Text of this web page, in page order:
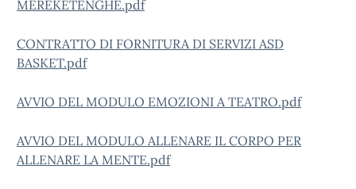
MEREKETENGHE.pdf
CONTRATTO DI FORNITURA DI SERVIZI ASD
BASKET.pdf
AVVIO DEL MODULO EMOZIONI A TEATRO.pdf
AVVIO DEL MODULO ALLENARE IL CORPO PER
ALLENARE LA MENTE.pdf